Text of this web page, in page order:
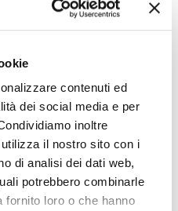
contenuti ed
dei social media e per
inoltre
il nostro sito con i
di analisi dei dati web,
potrebbero combinarle
fornito loro o che hanno
8: “Che cosa è mai
Questa certezza,
intuita, poi lucidamente
fatto per l’infinito; il
camminato sulla
insignificante ai nostri
è così forte da non poter
della madre, dal suo